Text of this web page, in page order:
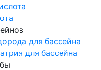
для бассейна
для бассейна